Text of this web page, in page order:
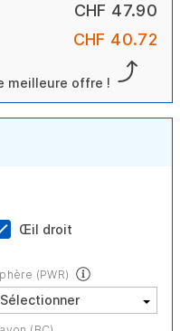
CHF 47.90
CHF 40.72
meilleure offre !
Œil droit
(PWR)